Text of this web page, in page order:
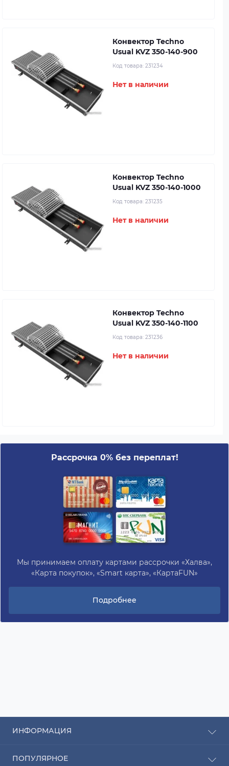
Конвектор Techno
Usual KVZ 350-140-900
Код товара: 231234
Нет в наличии
Конвектор Techno
Usual KVZ 350-140-1000
Код товара: 231235
Нет в наличии
Конвектор Techno
Usual KVZ 350-140-1100
Код товара: 231236
Нет в наличии
Рассрочка 0% без переплат!
Мы принимаем оплату картами рассрочки «Халва»,
«Карта покупок», «Smart карта», «КартаFUN»
Подробнее
ИНФОРМАЦИЯ
Оплата
ПОПУЛЯРНОЕ